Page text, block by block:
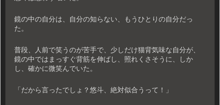
鏡の中の自分は、自分の知らない、もうひとりの自分だっ
た。
普段、人前で笑うのが苦手で、少しだけ猫背気味な自分が、
鏡の中ではまっすぐ背筋を伸ばし、照れくさそうに、しか
し、確かに微笑んでいた。
「だから言ったでしょ？悠斗、絶対似合うって！」